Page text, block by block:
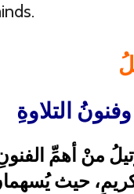
التلاوةِ
منْ أهمِّ
حيث